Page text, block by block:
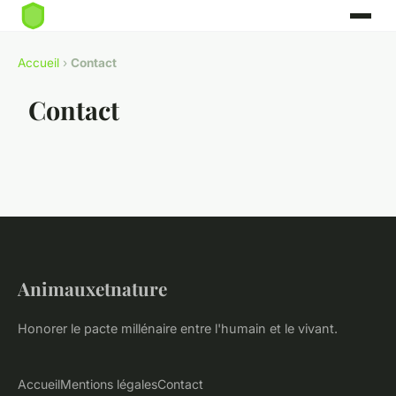
Accueil › Contact
Contact
Animauxetnature
Honorer le pacte millénaire entre l'humain et le vivant.
AccueilMentions légalesContact